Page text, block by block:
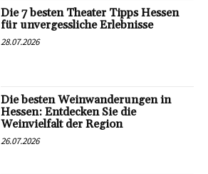
Die 7 besten Theater Tipps Hessen
für unvergessliche Erlebnisse
28.07.2026
Die besten Weinwanderungen in
Hessen: Entdecken Sie die
Weinvielfalt der Region
26.07.2026